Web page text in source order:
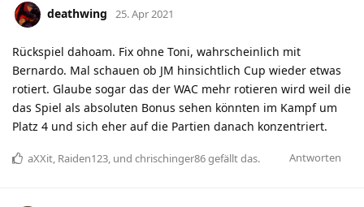
deathwing 25. Apr 2021
Rückspiel dahoam. Fix ohne Toni, wahrscheinlich mit
Bernardo. Mal schauen ob JM hinsichtlich Cup wieder etwas
rotiert. Glaube sogar das der WAC mehr rotieren wird weil die
das Spiel als absoluten Bonus sehen könnten im Kampf um
Platz 4 und sich eher auf die Partien danach konzentriert.
Antworten
aXXit, Raiden123, und chrischinger86gefällt das.